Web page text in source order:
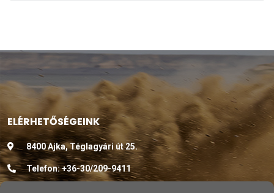
ELÉRHETŐSÉGEINK
8400 Ajka, Téglagyári út 25.
Telefon:+36-30/209-9411